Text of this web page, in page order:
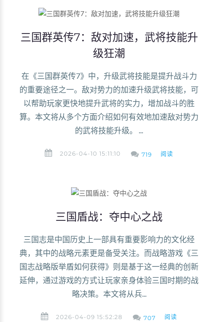
三国群英传7：敌对加速，武将技能升
级狂潮
在《三国群英传7》中，升级武将技能是提升战斗力
的重要途径之一。敌对势力的加速升级武将技能，可
以帮助玩家更快地提升武将的实力，增加战斗的胜
算。本文将从多个方面介绍如何有效地加速敌对势力
的武将技能升级。 ...
2026-04-10 15:11:10 719 阅读
三国盾战：夺中心之战
三国志是中国历史上一部具有重要影响力的文化经
典，其中的战略元素更是备受关注。而战略游戏《三
国志战略版举盾如何获得》则是基于这一经典的创新
延伸，通过游戏的方式让玩家亲身体验三国时期的战
略决策。本文将从兵...
2026-04-09 15:52:28 707 阅读